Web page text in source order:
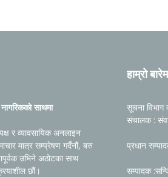
साथमा
र व्यावसायिक अनलाइन
मात्र सम्प्रेषण गर्दैनौं, बरु
उभिने अठोटका साथ
छौं।
हाम्रो
सूचना
संचालक :
प्रधान
सम्पादक